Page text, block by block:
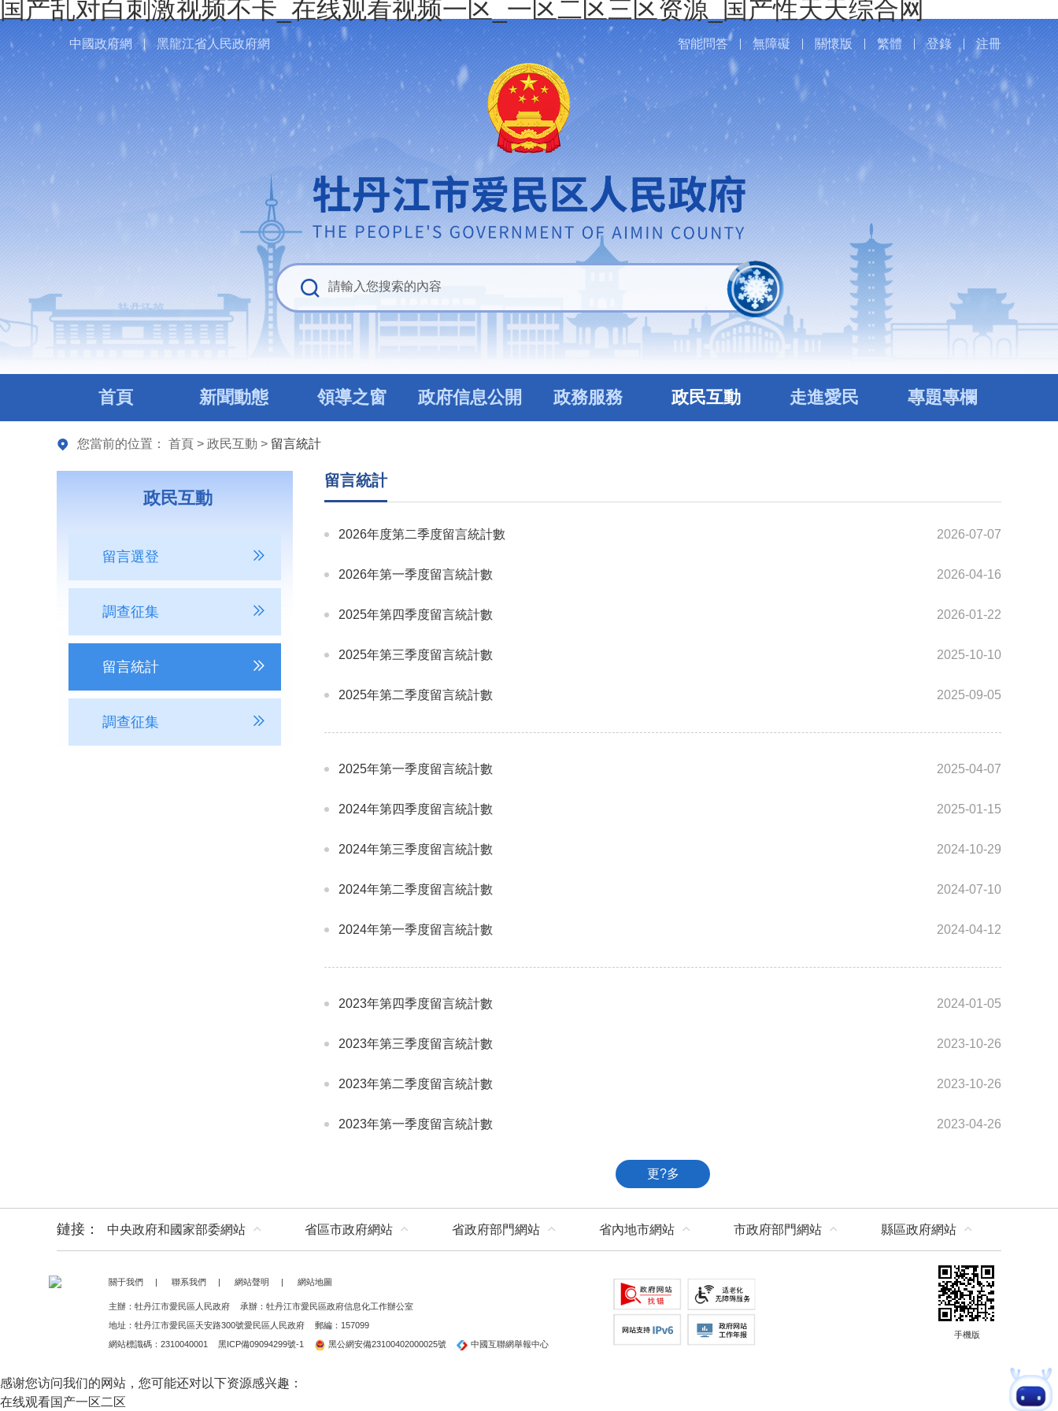
国产乱对白刺激视频不卡_在线观看视频一区_一区二区三区资源_国产性天天综合网
中國政府網 黑龍江省人民政府網 智能問答 無障礙 關懷版 繁體 登錄 注冊
首頁 新聞動態 領導之窗 政府信息公開 政務服務 政民互動 走進愛民 專題專欄
您當前的位置： 首頁 > 政民互動 > 留言統計
政民互動
留言選登
調查征集
留言統計
調查征集
留言統計
2026年度第二季度留言統計數 2026-07-07
2026年第一季度留言統計數 2026-04-16
2025年第四季度留言統計數 2026-01-22
2025年第三季度留言統計數 2025-10-10
2025年第二季度留言統計數 2025-09-05
2025年第一季度留言統計數 2025-04-07
2024年第四季度留言統計數 2025-01-15
2024年第三季度留言統計數 2024-10-29
2024年第二季度留言統計數 2024-07-10
2024年第一季度留言統計數 2024-04-12
2023年第四季度留言統計數 2024-01-05
2023年第三季度留言統計數 2023-10-26
2023年第二季度留言統計數 2023-10-26
2023年第一季度留言統計數 2023-04-26
更?多
鏈接： 中央政府和國家部委網站 省區市政府網站 省政府部門網站 省內地市網站 市政府部門網站 縣區政府網站
關于我們 聯系我們 網站聲明 網站地圖
主辦：牡丹江市愛民區人民政府
承辦：牡丹江市愛民區政府信息化工作辦公室
地址：牡丹江市愛民區天安路300號愛民區人民政府
郵編：157099
網站標識碼：2310040001
黑ICP備09094299號-1 黑公網安備23100402000025號 中國互聯網舉報中心
手機版
感谢您访问我们的网站，您可能还对以下资源感兴趣：
在线观看国产一区二区